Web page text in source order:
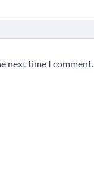
next time I comment.